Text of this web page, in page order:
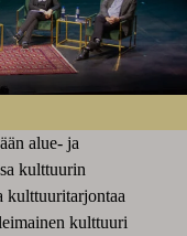
alue- ja
kulttuurin
kulttuuritarjontaa
kulttuuri